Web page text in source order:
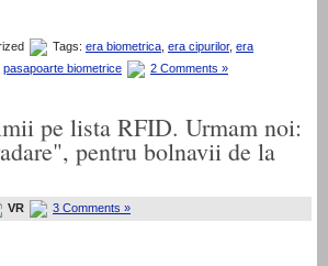
Tags: era biometrica era cipurilor, era
pasapoarte biometrice 2 Comments »
pe lista RFID. Urmam noi:
pentru bolnavii de la
VR 3 Comments »